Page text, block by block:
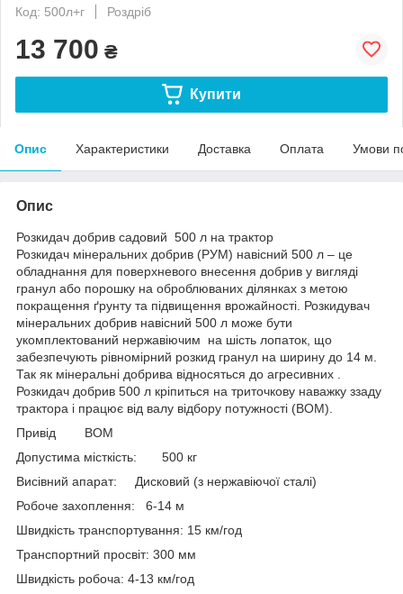
Код: 500л+г
Роздріб
13 700 ₴
Купити
Опис Характеристики Доставка Оплата Умови
Опис
Розкидач добрив садовий 500 л на трактор
Розкидач мінеральних добрив (РУМ) навісний 500 л – це
обладнання для поверхневого внесення добрив у вигляді
гранул або порошку на оброблюваних ділянках з метою
покращення ґрунту та підвищення врожайності. Розкидувач
мінеральних добрив навісний 500 л може бути
укомплектований нержавіючим на шість лопаток, що
забезпечують рівномірний розкид гранул на ширину до 14 м.
Так як мінеральні добрива відносяться до агресивних .
Розкидач добрив 500 л кріпиться на триточкову наважку ззаду
трактора і працює від валу відбору потужності (ВОМ).
Привід ВОМ
Допустима місткість: 500 кг
Висівний апарат: Дисковий (з нержавіючої сталі)
Робоче захоплення: 6-14 м
Швидкість транспортування: 15 км/год
Транспортний просвіт: 300 мм
Швидкість робоча: 4-13 км/год